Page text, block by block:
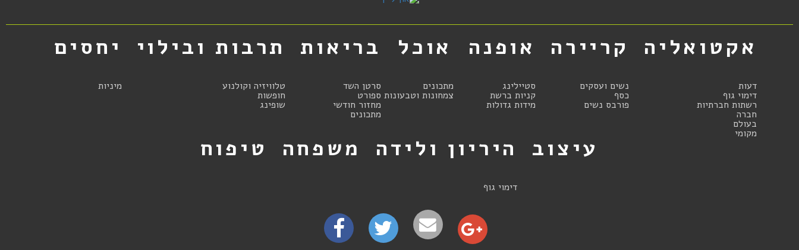
אקטואליה
דעות
דימוי גוף
רשתות חברתיות
חברה
בעולם
מקומי
קריירה
נשים ועסקים
כסף
פורבס נשים
אופנה
סטיילינג
קניות ברשת
מידות גדולות
אוכל
מתכונים
צמחונות וטבעונות
בריאות
סרטן השד
ספורט
מחזור חודשי
מתכונים
תרבות ובילוי
טלוויזיה וקולנוע
חופשות
שופינג
יחסים
מיניות
עיצוב היריון ולידה
דימוי גוף
משפחה טיפוח